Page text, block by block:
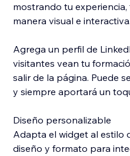
mostrando tu
manera visual e interactiva.
Agrega un perfil de
visitantes vean tu
salir de la página. Puede
y siempre aportará un
Diseño personalizable
Adapta el widget al estilo
diseño y formato para